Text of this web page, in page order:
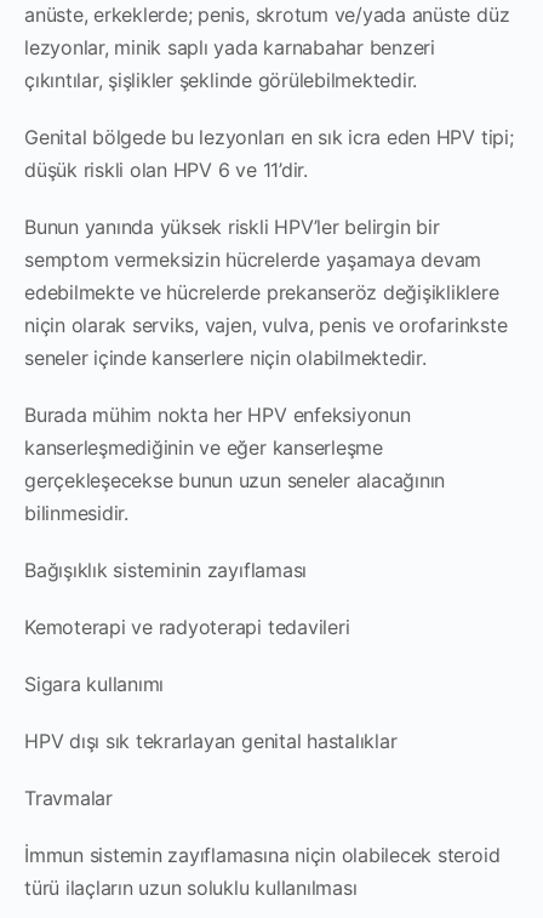
anüste, erkeklerde; penis, skrotum ve/yada anüste düz
lezyonlar, minik saplı yada karnabahar benzeri
çıkıntılar, şişlikler şeklinde görülebilmektedir.
Genital bölgede bu lezyonları en sık icra eden HPV tipi;
düşük riskli olan HPV 6 ve 11’dir.
Bunun yanında yüksek riskli HPV’ler belirgin bir
semptom vermeksizin hücrelerde yaşamaya devam
edebilmekte ve hücrelerde prekanseröz değişikliklere
niçin olarak serviks, vajen, vulva, penis ve orofarinkste
seneler içinde kanserlere niçin olabilmektedir.
Burada mühim nokta her HPV enfeksiyonun
kanserleşmediğinin ve eğer kanserleşme
gerçekleşecekse bunun uzun seneler alacağının
bilinmesidir.
Bağışıklık sisteminin zayıflaması
Kemoterapi ve radyoterapi tedavileri
Sigara kullanımı
HPV dışı sık tekrarlayan genital hastalıklar
Travmalar
İmmun sistemin zayıflamasına niçin olabilecek steroid
türü ilaçların uzun soluklu kullanılması